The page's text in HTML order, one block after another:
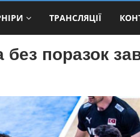
ТРАНСЛЯЦІЇ
поразок